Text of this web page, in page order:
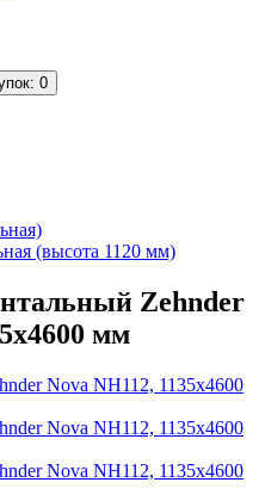
: 0
(высота 1120 мм)
Zehnder
мм